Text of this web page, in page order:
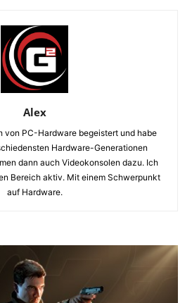
Alex
von PC-Hardware begeistert und habe
Hardware-Generationen
dann auch Videokonsolen dazu. Ich
Bereich aktiv. Mit einem Schwerpunkt
auf Hardware.